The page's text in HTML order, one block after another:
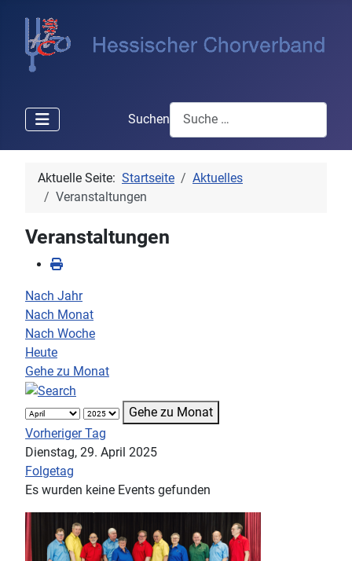
Suchen
Aktuelle Seite: Startseite
Aktuelles
Veranstaltungen
Veranstaltungen
Nach Jahr
Nach Monat
Nach Woche
Heute
Gehe zu Monat
Gehe zu Monat
Vorheriger Tag
Dienstag, 29. April 2025
Folgetag
Es wurden keine Events gefunden